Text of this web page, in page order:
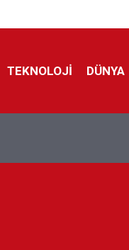
TEKNOLOJİ DÜNYA